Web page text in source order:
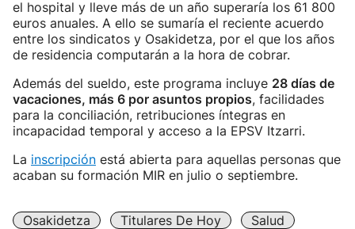
el hospital y lleve más de un año superaría los 61 800
euros anuales. A ello se sumaría el reciente acuerdo
entre los sindicatos y Osakidetza, por el que los años
de residencia computarán a la hora de cobrar.
Además del sueldo, este programa incluye 28 días de
vacaciones, más 6 por asuntos propios, facilidades
para la conciliación, retribuciones íntegras en
incapacidad temporal y acceso a la EPSV Itzarri.
La inscripción está abierta para aquellas personas que
acaban su formación MIR en julio o septiembre.
Osakidetza Titulares De Hoy
Salud